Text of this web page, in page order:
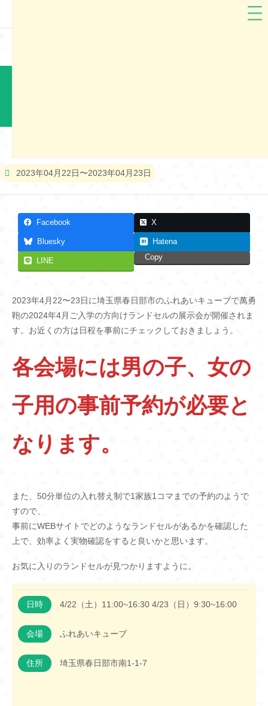
2023年04月22日〜2023年04月23日
Facebook X
Bluesky Hatena
LINE Copy
2023年4月22〜23日に埼玉県春日部市のふれあいキューブで萬勇
鞄の2024年4月ご入学の方向けランドセルの展示会が開催されま
す。お近くの方は日程を事前にチェックしておきましょう。
各会場には男の子、女の
子用の事前予約が必要と
なります。
また、50分単位の入れ替え制で1家族1コマまでの予約のようで
すので、
事前にWEBサイトでどのようなランドセルがあるかを確認した
上で、効率よく実物確認をすると良いかと思います。
お気に入りのランドセルが見つかりますように。
日時 4/22（土）11:00~16:30 4/23（日）9:30~16:00
会場 ふれあいキューブ
住所 埼玉県春日部市南1-1-7